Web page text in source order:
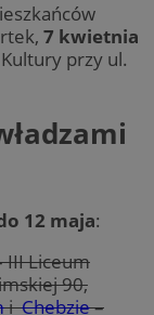
7 kwietnia
przy ul.
12 maja:
III Liceum
90,
iChebzie–